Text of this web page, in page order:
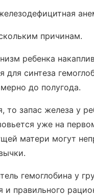
причинам.
ребенка
для синтеза
до полугода.
запас железа у
уже на
матери могут
гемоглобина у
правильного